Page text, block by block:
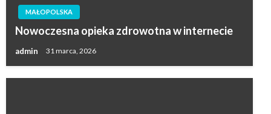
MAŁOPOLSKA
Nowoczesna opieka zdrowotna w internecie
admin 31 marca, 2026